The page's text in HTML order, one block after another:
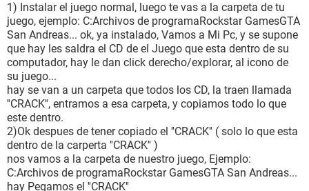
1) Instalar el juego normal, luego te vas a la carpeta de tu
juego, ejemplo: C:Archivos de programaRockstar GamesGTA
San Andreas... ok, ya instalado, Vamos a Mi Pc, y se supone
que hay les saldra el CD de el Juego que esta dentro de su
computador, hay le dan click derecho/explorar, al icono de
su juego...
hay se van a un carpeta que todos los CD, la traen llamada
''CRACK'', entramos a esa carpeta, y copiamos todo lo que
este dentro.
2)Ok despues de tener copiado el ''CRACK'' ( solo lo que esta
dentro de la carperta ''CRACK'' )
nos vamos a la carpeta de nuestro juego, Ejemplo:
C:Archivos de programaRockstar GamesGTA San Andreas...
hay Pegamos el ''CRACK''